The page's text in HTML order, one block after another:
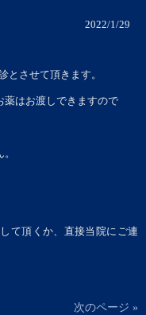
2022/1/29
とさせて頂きます。
薬はお渡しできますので
て頂くか、直接当院にご連
次のページ »